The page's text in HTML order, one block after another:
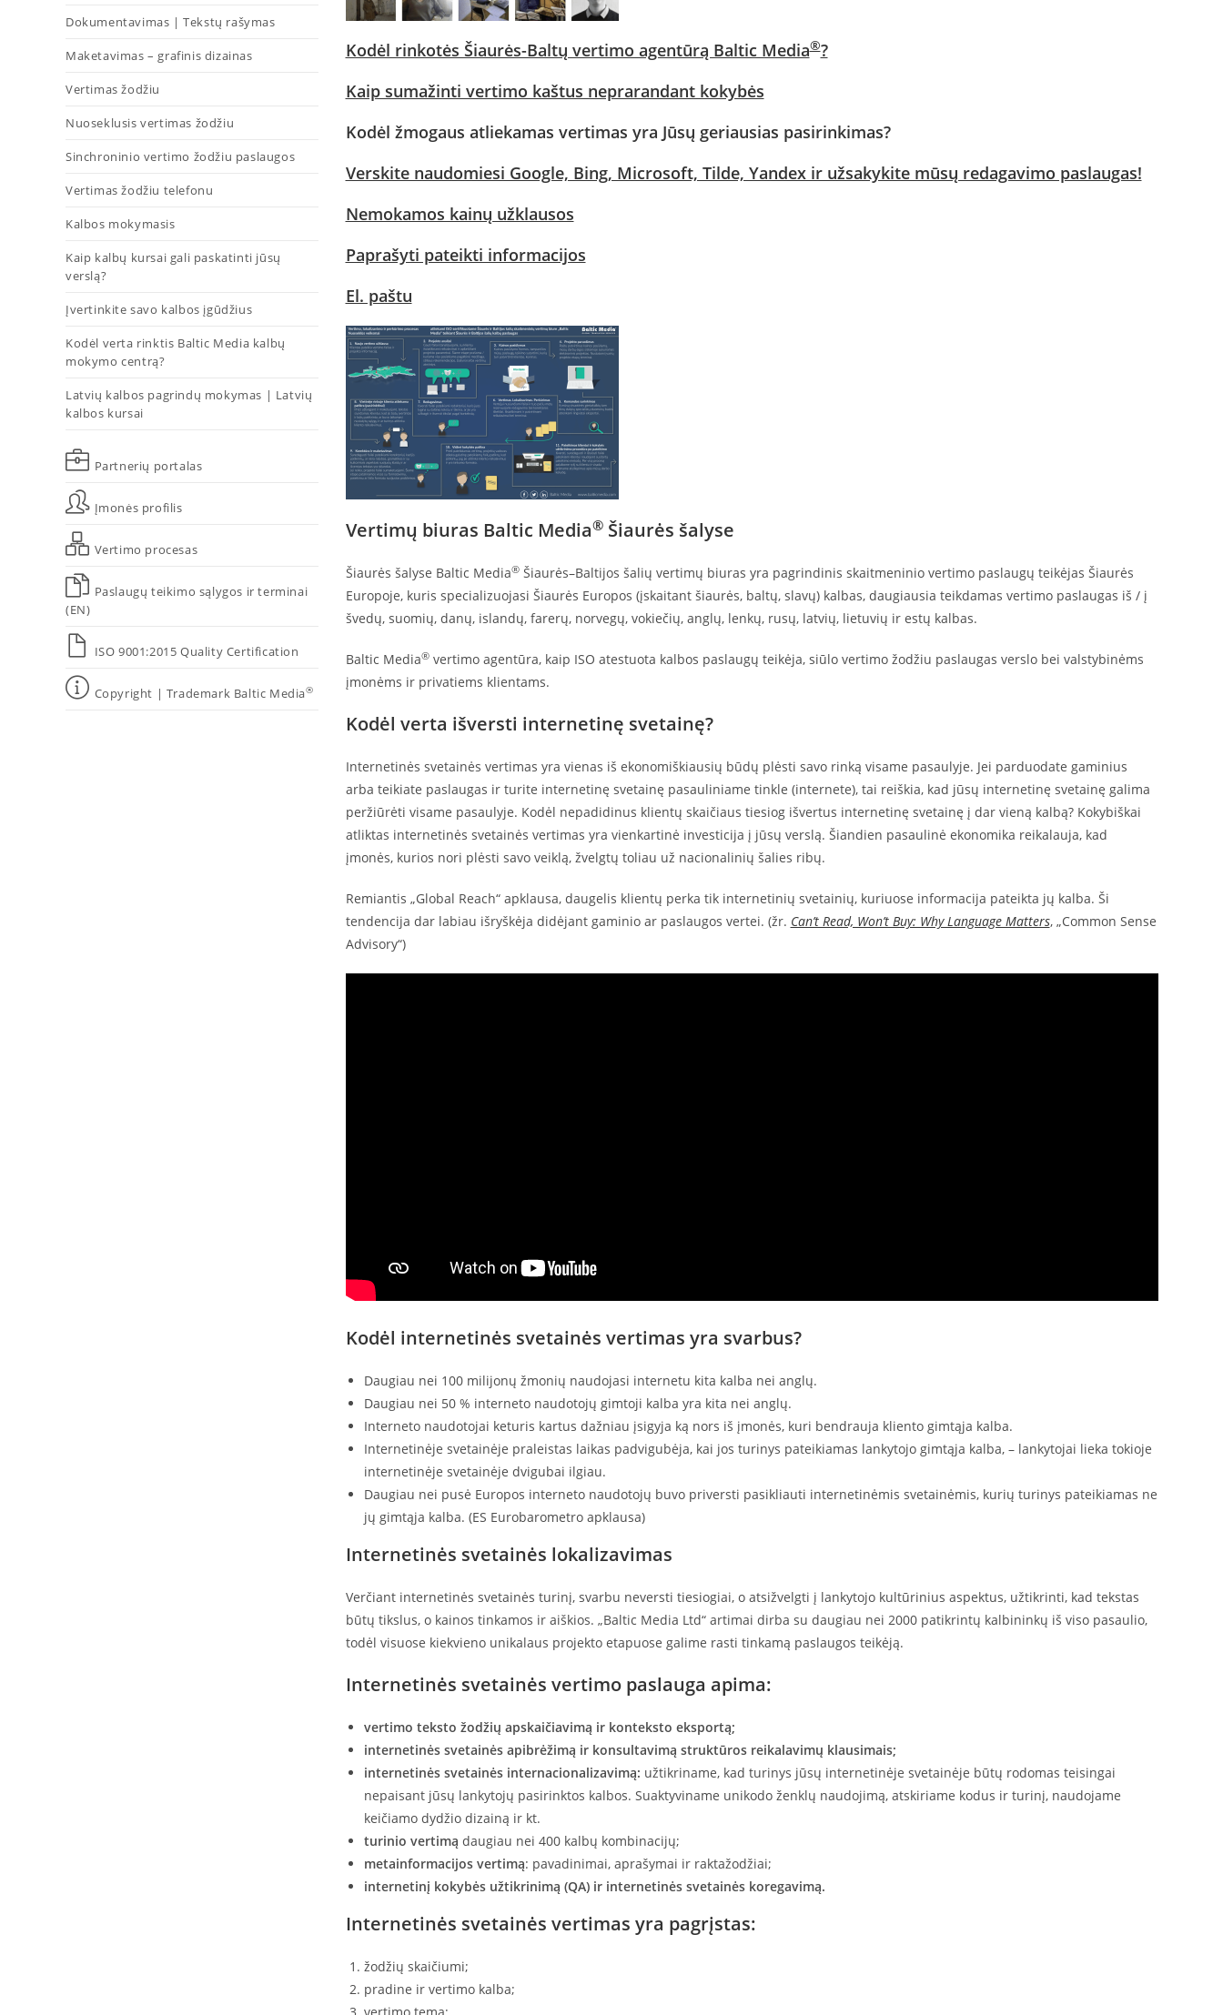
Dokumentavimas | Tekstų rašymas
Maketavimas – grafinis dizainas
Vertimas žodžiu
Nuoseklusis vertimas žodžiu
Sinchroninio vertimo žodžiu paslaugos
Vertimas žodžiu telefonu
Kalbos mokymasis
Kaip kalbų kursai gali paskatinti jūsų
verslą?
Įvertinkite savo kalbos įgūdžius
Kodėl verta rinktis Baltic Media kalbų
mokymo centrą?
Latvių kalbos pagrindų mokymas | Latvių
kalbos kursai
Partnerių portalas
Įmonės profilis
Vertimo procesas
Paslaugų teikimo sąlygos ir terminai
(EN)
ISO 9001:2015 Quality Certification
Copyright | Trademark Baltic Media®
Kodėl rinkotės Šiaurės-Baltų vertimo agentūrą Baltic Media®?
Kaip sumažinti vertimo kaštus neprarandant kokybės
Kodėl žmogaus atliekamas vertimas yra Jūsų geriausias pasirinkimas?
Verskite naudomiesi Google, Bing, Microsoft, Tilde, Yandex ir užsakykite mūsų redagavimo paslaugas!
Nemokamos kainų užklausos
Paprašyti pateikti informacijos
El. paštu
Vertimų biuras Baltic Media®Šiaurės šalyse
Šiaurės šalyse Baltic Media®Šiaurės–Baltijos šalių vertimų biuras yra pagrindinis skaitmeninio vertimo paslaugų teikėjas Šiaurės
Europoje, kuris specializuojasi Šiaurės Europos (įskaitant šiaurės, baltų, slavų) kalbas, daugiausia teikdamas vertimo paslaugas iš / į
švedų, suomių, danų, islandų, farerų, norvegų, vokiečių, anglų, lenkų, rusų, latvių, lietuvių ir estų kalbas.
Baltic Media®vertimo agentūra, kaip ISO atestuota kalbos paslaugų teikėja, siūlo vertimo žodžiu paslaugas verslo bei valstybinėms
įmonėms ir privatiems klientams.
Kodėl verta išversti internetinę svetainę?
Internetinės svetainės vertimas yra vienas iš ekonomiškiausių būdų plėsti savo rinką visame pasaulyje. Jei parduodate gaminius
arba teikiate paslaugas ir turite internetinę svetainę pasauliniame tinkle (internete), tai reiškia, kad jūsų internetinę svetainę galima
peržiūrėti visame pasaulyje. Kodėl nepadidinus klientų skaičiaus tiesiog išvertus internetinę svetainę į dar vieną kalbą? Kokybiškai
atliktas internetinės svetainės vertimas yra vienkartinė investicija į jūsų verslą. Šiandien pasaulinė ekonomika reikalauja, kad
įmonės, kurios nori plėsti savo veiklą, žvelgtų toliau už nacionalinių šalies ribų.
Remiantis „Global Reach“ apklausa, daugelis klientų perka tik internetinių svetainių, kuriuose informacija pateikta jų kalba. Ši
tendencija dar labiau išryškėja didėjant gaminio ar paslaugos vertei. (žr. Can’t Read, Won’t Buy: Why Language Matters, „Common Sense
Advisory“)
Kodėl internetinės svetainės vertimas yra svarbus?
Daugiau nei 100 milijonų žmonių naudojasi internetu kita kalba nei anglų.
Daugiau nei 50 % interneto naudotojų gimtoji kalba yra kita nei anglų.
Interneto naudotojai keturis kartus dažniau įsigyja ką nors iš įmonės, kuri bendrauja kliento gimtąja kalba.
Internetinėje svetainėje praleistas laikas padvigubėja, kai jos turinys pateikiamas lankytojo gimtąja kalba, – lankytojai lieka tokioje
internetinėje svetainėje dvigubai ilgiau.
Daugiau nei pusė Europos interneto naudotojų buvo priversti pasikliauti internetinėmis svetainėmis, kurių turinys pateikiamas ne
jų gimtąja kalba. (ES Eurobarometro apklausa)
Internetinės svetainės lokalizavimas
Verčiant internetinės svetainės turinį, svarbu neversti tiesiogiai, o atsižvelgti į lankytojo kultūrinius aspektus, užtikrinti, kad tekstas
būtų tikslus, o kainos tinkamos ir aiškios. „Baltic Media Ltd“ artimai dirba su daugiau nei 2000 patikrintų kalbininkų iš viso pasaulio,
todėl visuose kiekvieno unikalaus projekto etapuose galime rasti tinkamą paslaugos teikėją.
Internetinės svetainės vertimo paslauga apima:
vertimo teksto žodžių apskaičiavimą ir konteksto eksportą;
internetinės svetainės apibrėžimą ir konsultavimą struktūros reikalavimų klausimais;
internetinės svetainės internacionalizavimą: užtikriname, kad turinys jūsų internetinėje svetainėje būtų rodomas teisingai
nepaisant jūsų lankytojų pasirinktos kalbos. Suaktyviname unikodo ženklų naudojimą, atskiriame kodus ir turinį, naudojame
keičiamo dydžio dizainą ir kt.
turinio vertimą daugiau nei 400 kalbų kombinacijų;
metainformacijos vertimą: pavadinimai, aprašymai ir raktažodžiai;
internetinį kokybės užtikrinimą (QA) ir internetinės svetainės koregavimą.
Internetinės svetainės vertimas yra pagrįstas:
žodžių skaičiumi;
pradine ir vertimo kalba;